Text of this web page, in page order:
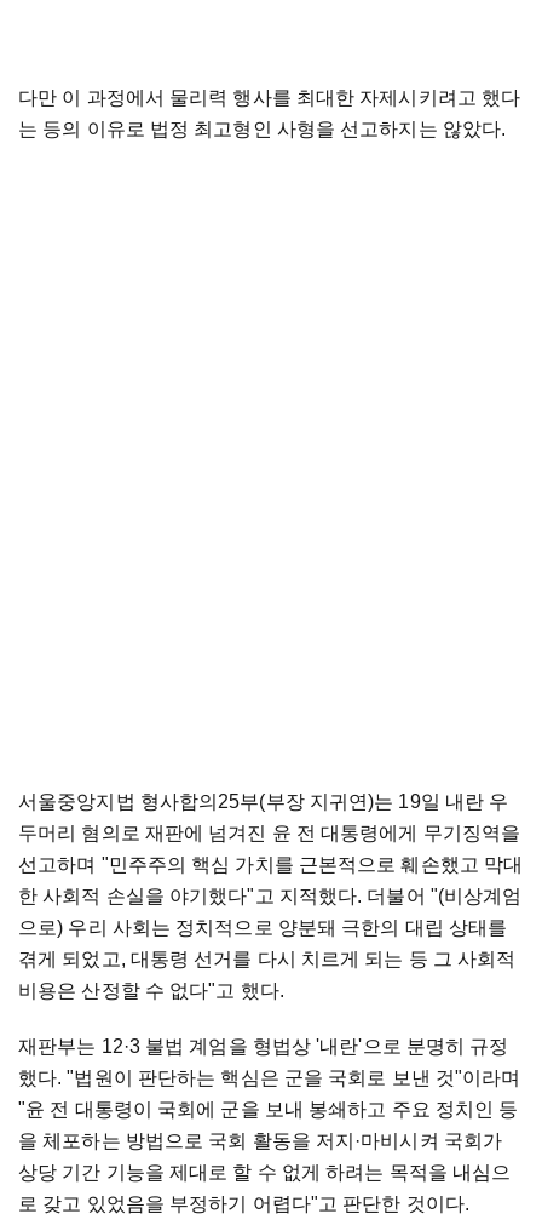
다만 이 과정에서 물리력 행사를 최대한 자제시키려고 했다
는 등의 이유로 법정 최고형인 사형을 선고하지는 않았다.
서울중앙지법 형사합의25부(부장 지귀연)는 19일 내란 우
두머리 혐의로 재판에 넘겨진 윤 전 대통령에게 무기징역을
선고하며 "민주주의 핵심 가치를 근본적으로 훼손했고 막대
한 사회적 손실을 야기했다"고 지적했다. 더불어 "(비상계엄
으로) 우리 사회는 정치적으로 양분돼 극한의 대립 상태를
겪게 되었고, 대통령 선거를 다시 치르게 되는 등 그 사회적
비용은 산정할 수 없다"고 했다.
재판부는 12·3 불법 계엄을 형법상 '내란'으로 분명히 규정
했다. "법원이 판단하는 핵심은 군을 국회로 보낸 것"이라며
"윤 전 대통령이 국회에 군을 보내 봉쇄하고 주요 정치인 등
을 체포하는 방법으로 국회 활동을 저지·마비시켜 국회가
상당 기간 기능을 제대로 할 수 없게 하려는 목적을 내심으
로 갖고 있었음을 부정하기 어렵다"고 판단한 것이다.